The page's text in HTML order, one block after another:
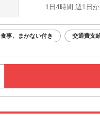
1日4時間 週1日
食事、まかない付き 交通費支